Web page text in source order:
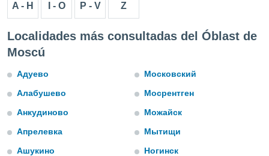
para
la
calidad.
a este
y
forma
digital
basada
A - H I - O P - V Z
Localidades más consultadas del Óblast de
Moscú
Адуево
Алабушево
Анкудиново
Апрелевка
Ашукино
Московский
Мосрентген
Можайск
Мытищи
Ногинск